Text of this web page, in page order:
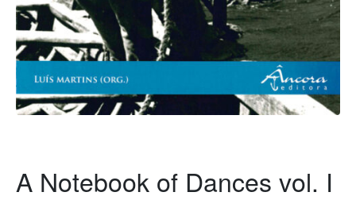
A Notebook of Dances vol. I